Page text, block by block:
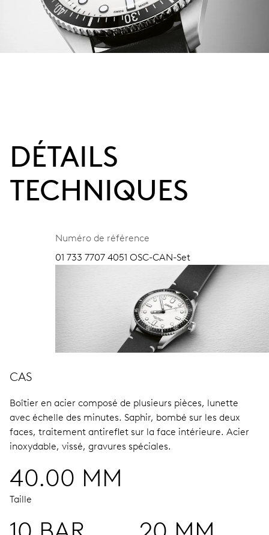
DÉTAILS
TECHNIQUES
Numéro de référence
01 733 7707 4051 OSC-CAN-Set
CAS
Boîtier en acier composé de plusieurs pièces, lunette
avec échelle des minutes. Saphir, bombé sur les deux
faces, traitement antireflet sur la face intérieure. Acier
inoxydable, vissé, gravures spéciales.
40.00 MM
Taille